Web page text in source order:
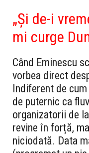
„Și de-i
mi curge
Când Eminescu
vorbea direct
Indiferent de
de puternic ca
organizatorii de
revine în forță,
niciodată. Data